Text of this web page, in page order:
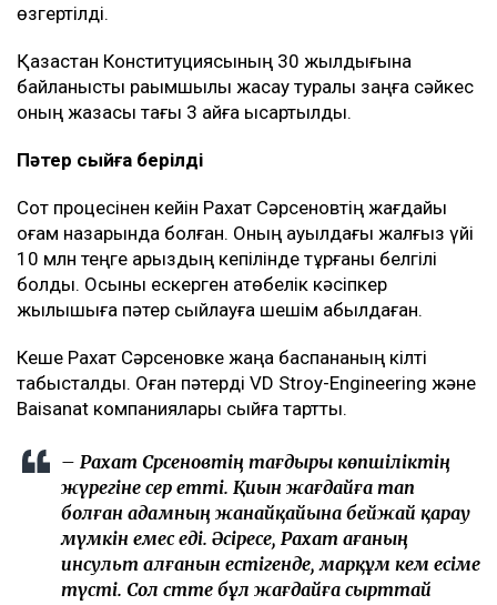
өзгертілді.
Қазақстан Конституциясының 30 жылдығына
байланысты рақымшылық жасау туралы заңға сәйкес
оның жазасы тағы 3 айға қысқартылды.
Пәтер сыйға берілді
Сот процесінен кейін Рахат Сәрсеновтің жағдайы
қоғам назарында болған. Оның ауылдағы жалғыз үйі
10 млн теңге қарыздың кепілінде тұрғаны белгілі
болды. Осыны ескерген ақтөбелік кәсіпкер
жылқышыға пәтер сыйлауға шешім қабылдаған.
Кеше Рахат Сәрсеновке жаңа баспананың кілті
табысталды. Оған пәтерді VD Stroy-Engineering және
Baisanat компаниялары сыйға тартты.
– Рахат Сәрсеновтің тағдыры көпшіліктің
жүрегіне әсер етті. Қиын жағдайға тап
болған адамның жанайқайына бейжай қарау
мүмкін емес еді. Әсіресе, Рахат ағаның
инсульт алғанын естігенде, марқұм әкем есіме
түсті. Сол сәтте бұл жағдайға сырттай